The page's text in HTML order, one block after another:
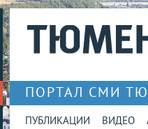
ПОРТАЛ СМИ
ПУБЛИКАЦИИ ВИДЕО